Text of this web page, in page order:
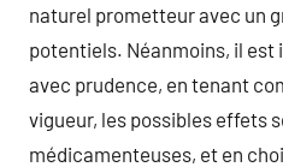
naturel prometteur avec un
potentiels. Néanmoins, il est
avec prudence, en tenant
vigueur, les possibles effets
médicamenteuses, et en